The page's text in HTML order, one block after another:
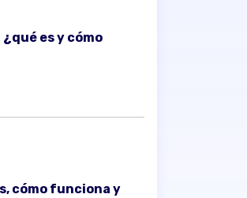
es y cómo
cómo funciona y